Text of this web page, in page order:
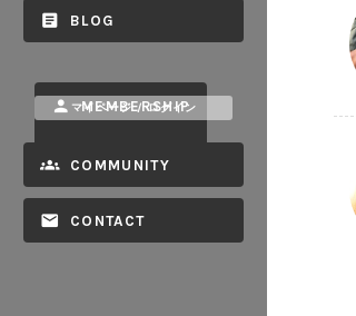
BLOG
MEMBERSHIP
マイページ / ログイン
COMMUNITY
CONTACT